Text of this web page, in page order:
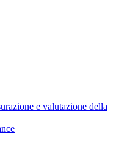
e valutazione della